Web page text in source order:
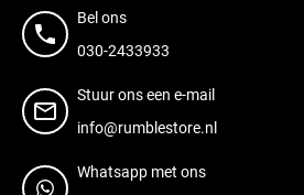
Bel ons
030-2433933
Stuur ons een e-mail
info@rumblestore.nl
Whatsapp met ons